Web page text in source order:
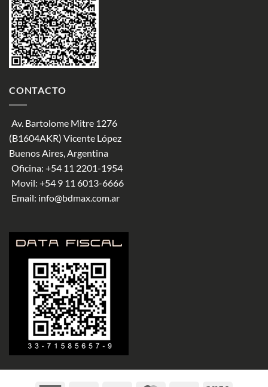
CONTACTO
Av. Bartolome Mitre 1276
(B1604AKR) Vicente López
Buenos Aires, Argentina
Oficina: +54 11 2201-1954
Movil: +54 9 11 6013-6666
Email: info@bdmax.com.ar